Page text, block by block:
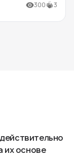
300 3
их основе